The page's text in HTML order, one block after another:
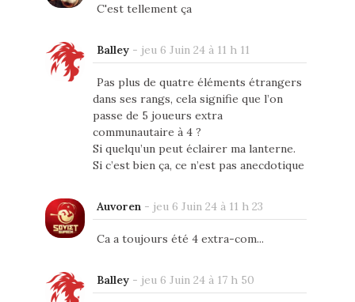
C'est tellement ça
Balley- jeu 6 Juin 24 à 11 h 11
Pas plus de quatre éléments étrangers
dans ses rangs, cela signifie que l’on
passe de 5 joueurs extra
communautaire à 4 ?
Si quelqu’un peut éclairer ma lanterne.
Si c’est bien ça, ce n’est pas anecdotique
Auvoren- jeu 6 Juin 24 à 11 h 23
Ca a toujours été 4 extra-com...
Balley- jeu 6 Juin 24 à 17 h 50